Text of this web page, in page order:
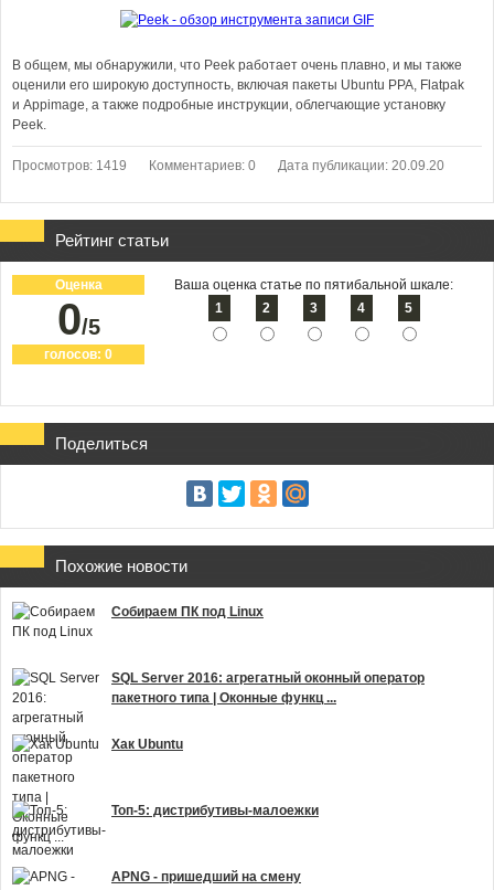
В общем, мы обнаружили, что Peek работает очень плавно, и мы также
оценили его широкую доступность, включая пакеты Ubuntu PPA, Flatpak
и Appimage, а также подробные инструкции, облегчающие установку
Peek.
Просмотров: 1419 Комментариев: 0 Дата публикации: 20.09.20
Рейтинг статьи
Оценка
0/5
голосов: 0
Ваша оценка статье по пятибальной шкале:
1
2 3 4 5
Поделиться
Похожие новости
Собираем ПК под Linux
SQL Server 2016: агрегатный оконный оператор
пакетного типа | Оконные функц ...
Хак Ubuntu
Топ-5: дистрибутивы-малоежки
APNG - пришедший на смену